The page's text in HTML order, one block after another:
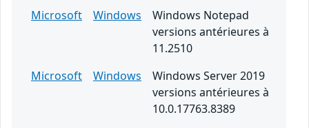
Microsoft
Windows
Windows Notepad
versions antérieures à
11.2510
Microsoft
Windows
Windows Server 2019
versions antérieures à
10.0.17763.8389